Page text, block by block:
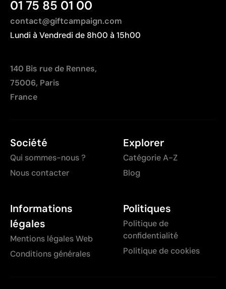
01 75 85 01 00
contact@giftcampaign.com
Lundi à Vendredi de 8h00 à 15h00
140 Bis rue de Rennes,
75006, Paris
France
Société
Qui sommes-nous ?
Nous contacter
Explorer
Catégorie A-Z
Blog
Informations
légales
Mentions légales Web
Conditions générales
Politiques
Politique de
confidentialité
Politique de cookies